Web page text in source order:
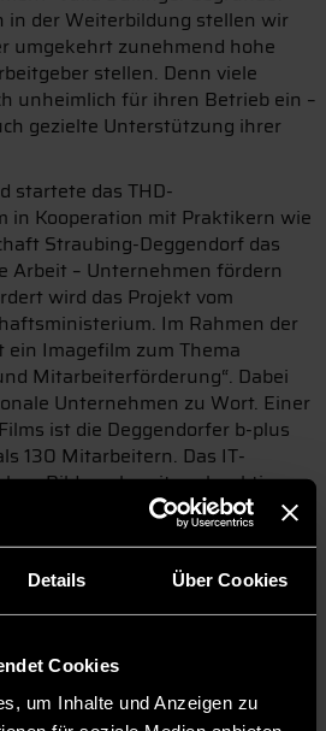
Details Über Cookies
Cookies
um Inhalte und Anzeigen zu
in der Weiterbildung stellen wir
umgekehrt zunehmend hohe
stellen. Denn viele
unheimlich für ihren Betrieb ein –
gezielte Unterstützung ihrer
startete das THD-
in Kooperation mit Praktikern wie
Straubing-Deggendorf das
Arbeit – Unternehmen fördern
wird das Projekt vom
Im Rahmen der
Imagefilm zum Thema
Mitarbeiterförderung“. Dabei
Unternehmen zu Wort. Einer
ist die Deggendorfer b-plus
130 Mitarbeitern. Das IT-
Bildung bereits sehr aktiv,
noch systematischer aufstellen.
halbtägiger Workshop am THD-
statt. Gemeinsam mit Vertretern
Personalabteilung nahm man
unter die Lupe
Anregungen der Mitarbeiter ein.
einer vom THD-
durchgeführten